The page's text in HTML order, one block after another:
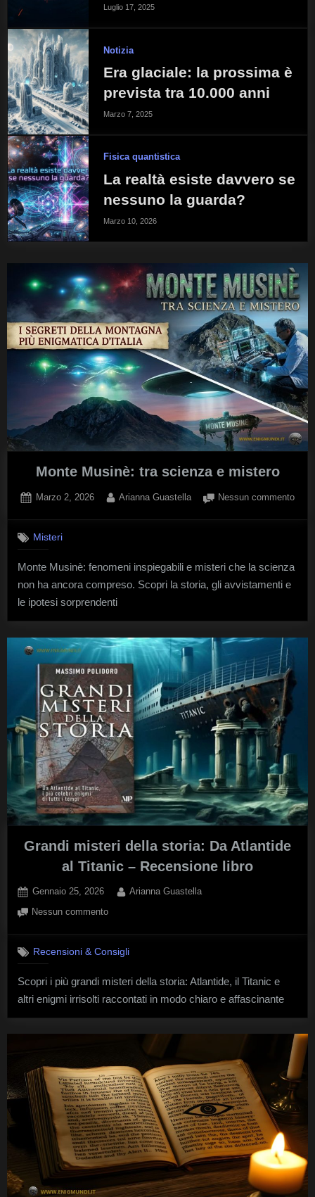
Luglio 17, 2025
Notizia
Era glaciale: la prossima è
prevista tra 10.000 anni
Marzo 7, 2025
Fisica quantistica
La realtà esiste davvero se
nessuno la guarda?
Marzo 10, 2026
Monte Musinè: tra scienza e mistero
Posted
Marzo 2, 2026 By
Arianna Guastella Nessun commentosu
e
Misteri
Monte Musinè: fenomeni inspiegabili e misteri che la scienza
non ha ancora compreso. Scopri la storia, gli avvistamenti e
le ipotesi sorprendenti
Grandi misteri della storia: Da Atlantide
al Titanic – Recensione libro
Posted
on
Gennaio 25, 2026 By
Arianna Guastella
Nessun commentosu
della
Da
Atlantide
libro
Recensioni & Consigli
Scopri i più grandi misteri della storia: Atlantide, il Titanic e
altri enigmi irrisolti raccontati in modo chiaro e affascinante